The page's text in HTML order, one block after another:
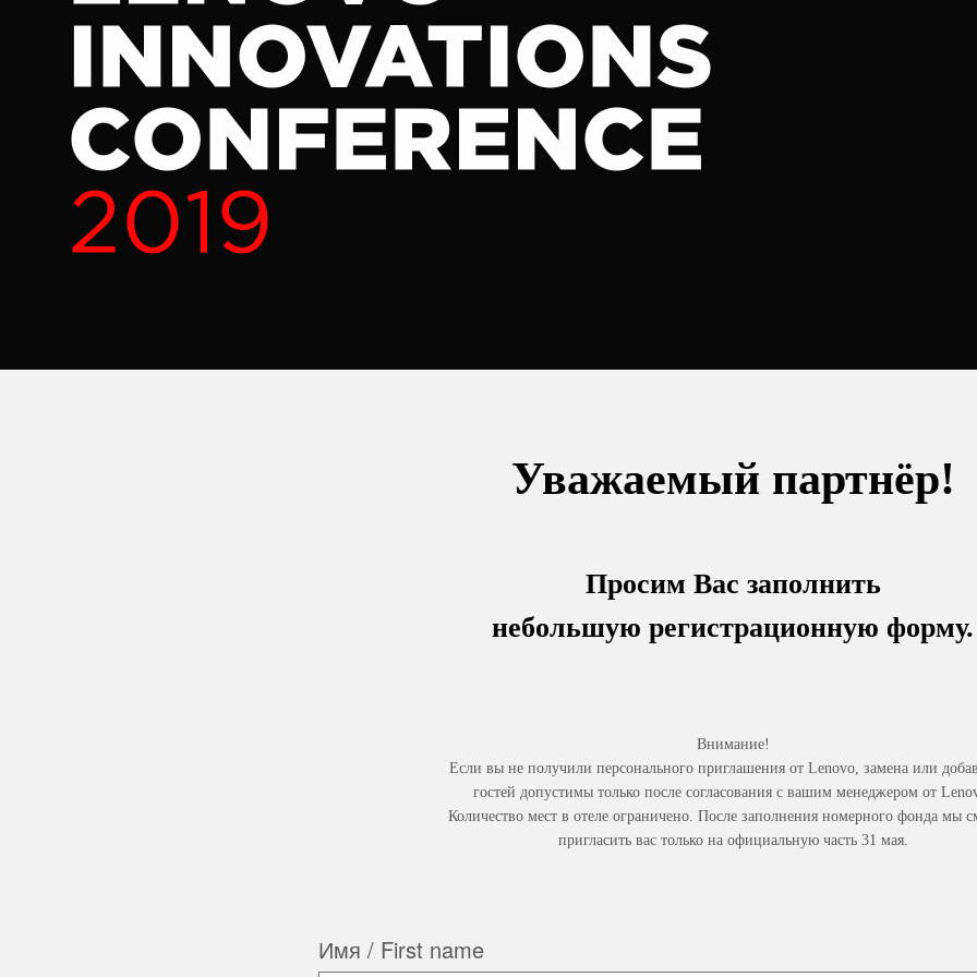
Уважаемый партнёр!
Просим Вас заполнить
небольшую регистрационную форму.
Внимание!
Если вы не получили персонального приглашения от Lenovo, замена или
гостей допустимы только после согласования с вашим менеджером от
Количество мест в отеле ограничено. После заполнения номерного фонда мы
пригласить вас только на официальную часть 31 мая.
Имя / First name